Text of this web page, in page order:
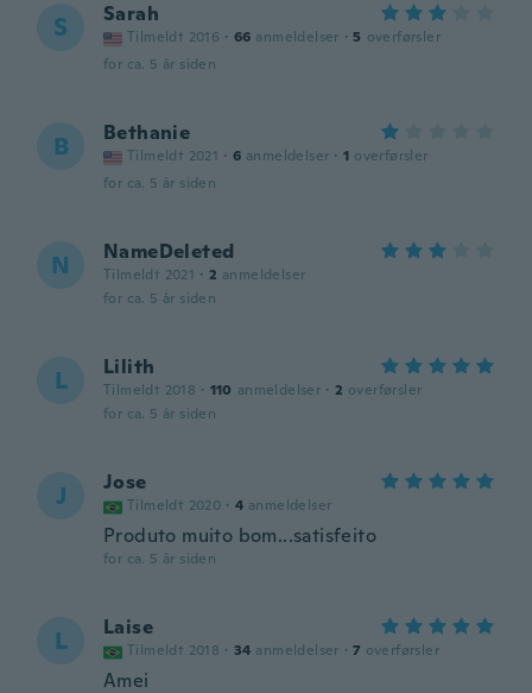
S Sarah
Tilmeldt 2016 · 66 anmeldelser · 5 overførsler
for ca. 5 år siden
B Bethanie
Tilmeldt 2021 · 6 anmeldelser · 1 overførsler
for ca. 5 år siden
N NameDeleted
Tilmeldt 2021 · 2 anmeldelser
for ca. 5 år siden
L Lilith
Tilmeldt 2018 · 110 anmeldelser · 2 overførsler
for ca. 5 år siden
J Jose
Tilmeldt 2020 · 4 anmeldelser
Produto muito bom...satisfeito
for ca. 5 år siden
L Laise
Tilmeldt 2018 · 34 anmeldelser · 7 overførsler
Amei